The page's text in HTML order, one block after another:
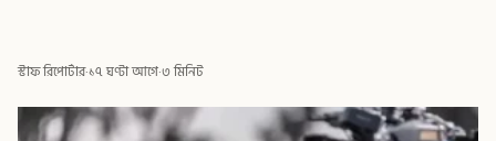
স্টাফ রিপোর্টার·১৭ ঘণ্টা আগে·৩ মিনিট